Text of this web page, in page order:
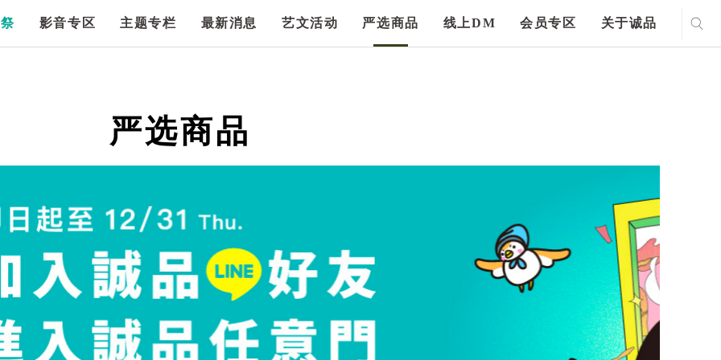
影音专区 主题专栏 最新消息 艺文活动 严选商品 线上DM 会员专区 关于诚品
严选商品